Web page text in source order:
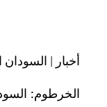
أخبار | السودان
الخرطوم: